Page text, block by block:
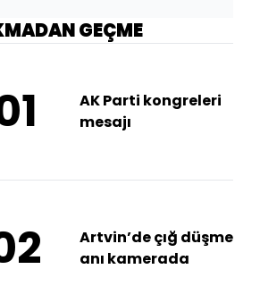
GEÇME
AK Parti kongreleri
mesajı
Artvin’de çığ düşme
anı kamerada